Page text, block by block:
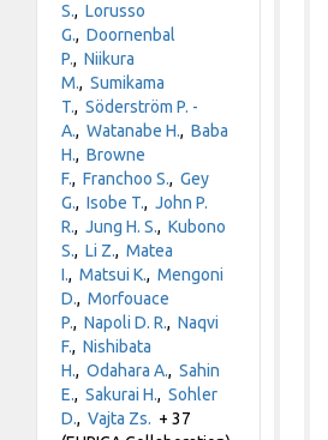
S.,Lorusso
G.,Doornenbal
P.,Niikura
M.,Sumikama
T.,Söderström P. -
A.,Watanabe H.,Baba
H.,Browne
F.,Franchoo S.,Gey
G.,Isobe T.,John P.
R.,Jung H. S.,Kubono
S.,Li Z.,Matea
I.,Matsui K.,Mengoni
D.,Morfouace
P.,Napoli D. R.,Naqvi
F.,Nishibata
H.,Odahara A.,Sahin
E.,Sakurai H.,Sohler
D.,Vajta Zs. + 37